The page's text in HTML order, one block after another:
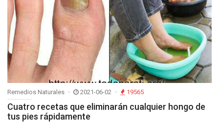
Remedios Naturales 2021-06-02 19565
Cuatro recetas que eliminarán cualquier hongo de
tus pies rápidamente